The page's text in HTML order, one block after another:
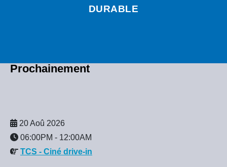
DURABLE
Prochainement
20 Aoû 2026
06:00PM - 12:00AM
TCS - Ciné drive-in